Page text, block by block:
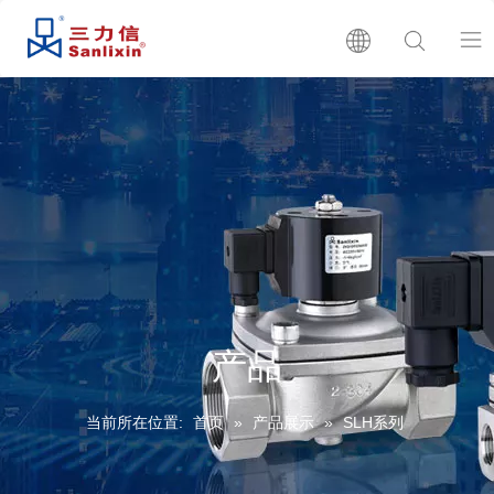
首页
关于我们
产品展示
产品目录
生产批号查询
新闻
产品
当前所在位置: 首页 » 产品展示 » SLH系列